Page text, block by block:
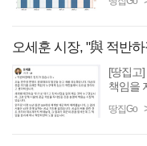
년 만에
오세훈 시장, "與 적반
[땅집고
책임을
다. 민
땅집Go